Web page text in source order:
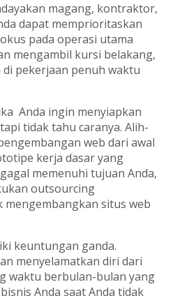
magang, kontraktor,
dapat memprioritaskan
pada operasi utama
mengambil kursi belakang,
pekerjaan penuh waktu
Anda ingin menyiapkan
tidak tahu caranya. Alih-
web dari awal
kerja dasar yang
memenuhi tujuan Anda,
outsourcing
situs web
keuntungan ganda.
menyelamatkan diri dari
waktu berbulan-bulan yang
Anda saat Anda tidak